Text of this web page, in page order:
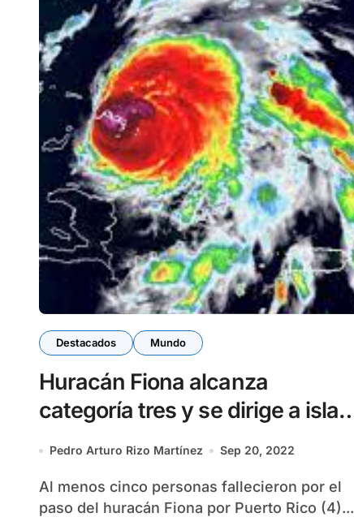
Destacados Mundo
Huracán Fiona alcanza
categoría tres y se dirige a islas
Turcas y Caicos
Pedro Arturo Rizo Martínez Sep 20, 2022
Al menos cinco personas fallecieron por el
paso del huracán Fiona por Puerto Rico (4)...